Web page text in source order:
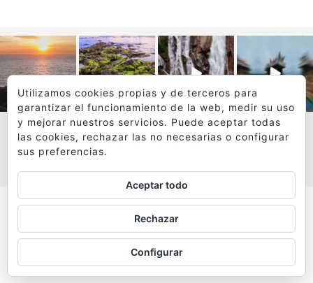
VER MÁS
Todos los textos y fotografías de
www.viajesyfotografia.comson propiedad de su autor
y están protegidos por © Copyright
Utilizamos cookies propias y de terceros para
garantizar el funcionamiento de la web, medir su uso
y mejorar nuestros servicios. Puede aceptar todas
las cookies, rechazar las no necesarias o configurar
sus preferencias.
Aceptar todo
Rechazar
Configurar